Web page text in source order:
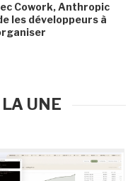
Cowork, Anthropic
les développeurs à
UNE